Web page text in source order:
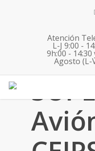
Atención
L-J 9:00 -
9h:00 - 14:30
Agosto (L-